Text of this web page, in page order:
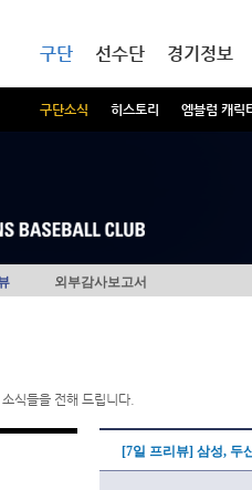
구단
구단소식 히스토리 엠블럼 캐릭
선수단 경기정보
외부감사보고서
식들을 전해 드립니다.
[7일 프리뷰] 삼성, 두